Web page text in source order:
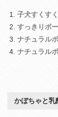
子犬すくす
すっきりボ
ナチュラル
ナチュラル
かぼちゃと乳